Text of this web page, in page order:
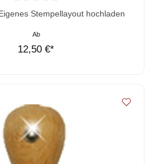
von 0 von 5 Sternen
Stempellayout hochladen
Ab
12,50 €*